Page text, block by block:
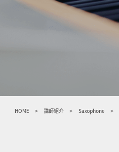
HOME > 講師紹介 > Saxophone >